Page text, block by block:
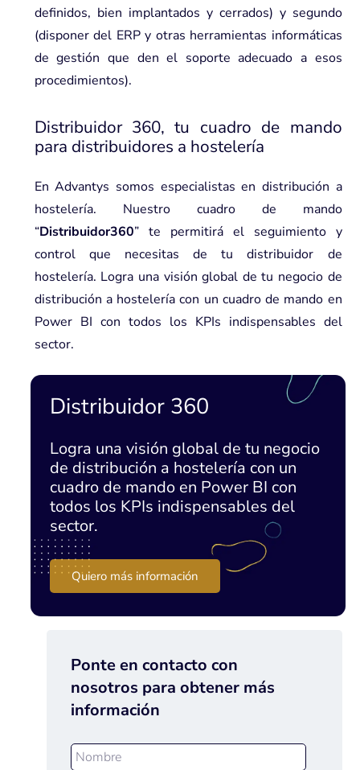
definidos, bien implantados y cerrados) y segundo
(disponer del ERP y otras herramientas informáticas
de gestión que den el soporte adecuado a esos
procedimientos).
Distribuidor 360, tu cuadro de mando
para distribuidores a hostelería
En Advantys somos especialistas en distribución a
hostelería. Nuestro cuadro de mando
“Distribuidor360”te permitirá el seguimiento y
control que necesitas de tu distribuidor de
hostelería. Logra una visión global de tu negocio de
distribución a hostelería con un cuadro de mando en
Power BI con todos los KPIs indispensables del
sector.
Distribuidor 360
Logra una visión global de tu negocio
de distribución a hostelería con un
cuadro de mando en Power BI con
todos los KPIs indispensables del
sector.
Quiero más información
Ponte en contacto con
nosotros para obtener más
información